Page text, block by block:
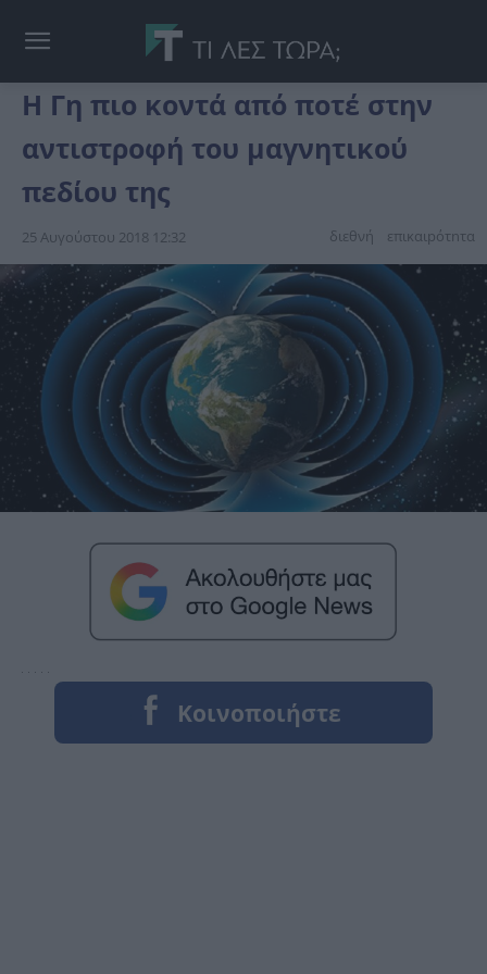
Η Γη πιο κοντά από ποτέ στην
αντιστροφή του μαγνητικού
πεδίου της
25 Αυγούστου 2018 12:32 διεθνή επικαιpότnτα